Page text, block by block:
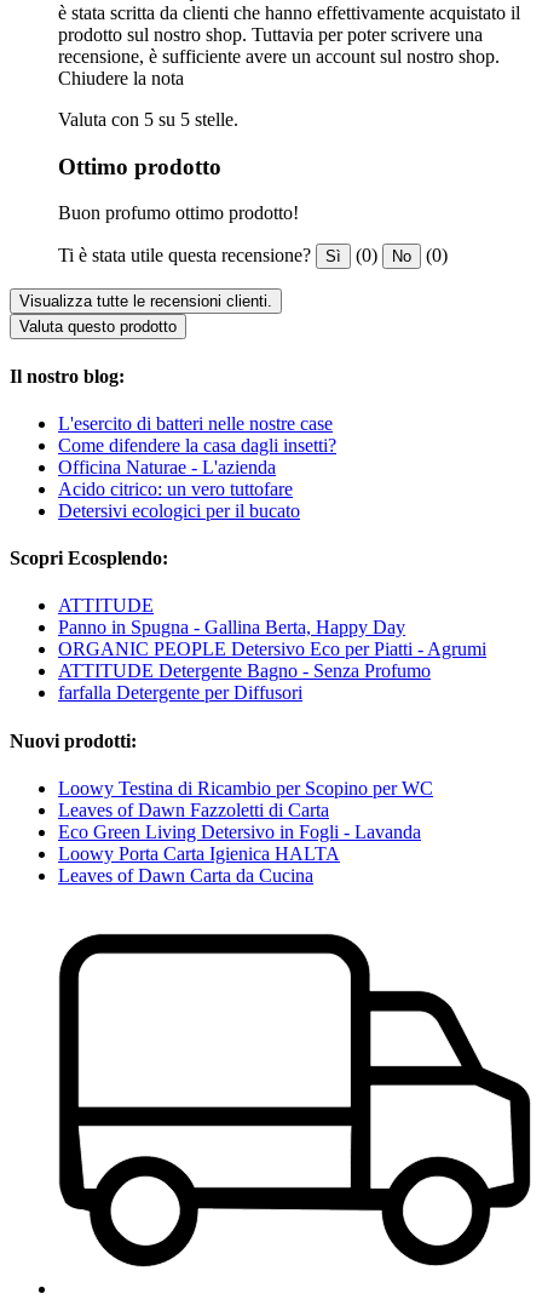
è stata scritta da clienti che hanno effettivamente acquistato il
prodotto sul nostro shop. Tuttavia per poter scrivere una
recensione, è sufficiente avere un account sul nostro shop.
Chiudere la nota
Valuta con 5 su 5 stelle.
Ottimo prodotto
Buon profumo ottimo prodotto!
Ti è stata utile questa recensione? Sì (0) No (0)
Visualizza tutte le recensioni clienti.
Valuta questo prodotto
Il nostro blog:
L'esercito di batteri nelle nostre case
Come difendere la casa dagli insetti?
Officina Naturae - L'azienda
Acido citrico: un vero tuttofare
Detersivi ecologici per il bucato
Scopri Ecosplendo:
ATTITUDE
Panno in Spugna - Gallina Berta, Happy Day
ORGANIC PEOPLE Detersivo Eco per Piatti - Agrumi
ATTITUDE Detergente Bagno - Senza Profumo
farfalla Detergente per Diffusori
Nuovi prodotti:
Loowy Testina di Ricambio per Scopino per WC
Leaves of Dawn Fazzoletti di Carta
Eco Green Living Detersivo in Fogli - Lavanda
Loowy Porta Carta Igienica HALTA
Leaves of Dawn Carta da Cucina